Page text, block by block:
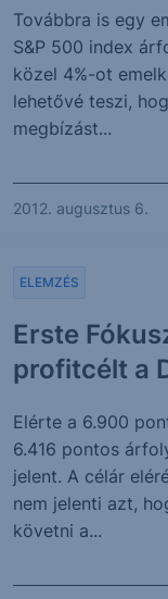
Továbbra is egy
S&P 500 index
közel 4%-ot
lehetővé teszi,
megbízást...
2012. augusztus 6.
Erste
profitcélt a
ELEMZÉS
Elérte a 6.900
6.416 pontos
jelent. A célár
nem jelenti azt,
követni a...